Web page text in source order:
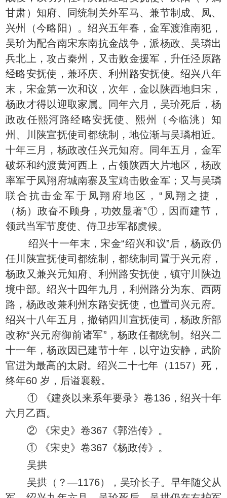
甘肃）知府、同统制关外军马、兼节制成、凤、
兴州（今略阳）。绍兴五年春，金军渡淮南犯，
吴玠为配合南宋东南抗金战争，派杨政、吴璘出
兵北上，攻占秦州，又击败金援军，升任泾原路
经略安抚使，兼环庆、利州路安抚使。绍兴八年
末，宋金第一次和议，次年，金以陕西地归宋，
杨政才得以迎取家属。同年六月，吴玠死后，杨
政改任熙河路经略安抚使、熙州（今临洮）知
州、川陕宣抚使司都统制，地位渐与吴璘相近。
十年三月，杨政改任兴元知府。同年五月，金军
破坏和约渡黄河西上，占领陕西大片地区，杨政
率军于凤翔府城南寨及宝鸡击败金军；又与吴璘
联合抗击金军于凤翔府地区，“凤翔之捷，
（杨）政奋不顾身，功效显著”①，因而建节，
领武当军节度使、侍卫步军都虞候。
绍兴十一年末，宋金“绍兴和议”后，杨政仍
任川陕宣抚使司都统制，都统制司置于兴元府，
杨政又兼兴元知府、利州路安抚使，镇守川陕边
境中部。绍兴十四年九月，利州路分为东、西两
路，杨政改兼利州东路安抚使，也置司兴元府。
绍兴十八年五月，撤销四川宣抚使司，杨政所部
改称“兴元府御前诸军”，杨政任都统制。绍兴二
十一年，杨政因已建节十年，以守边安静，武阶
官进为最高的太尉。绍兴二十七年（1157）死，
终年60 岁，后谥襄毅。
① 《建炎以来系年要录》卷136，绍兴十年
六月乙酉。
② 《宋史》卷367《郭浩传》。
① 《宋史》卷367《杨政传》。
吴拱
吴拱（？—1176），吴玠长子。早年随父从